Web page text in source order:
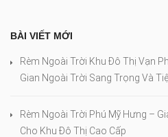
BÀI VIẾT MỚI
Rèm Ngoài Trời Khu Đô Thị Vạn
Gian Ngoài Trời Sang Trọng Và
Rèm Ngoài Trời Phú Mỹ Hưng –
Cho Khu Đô Thị Cao Cấp